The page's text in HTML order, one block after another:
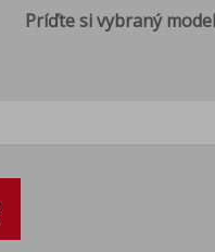
Príďte si vybraný